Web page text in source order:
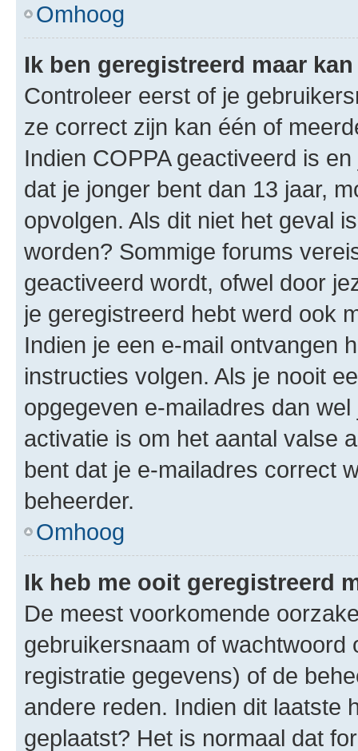
Omhoog
Ik ben geregistreerd maar
Controleer eerst of je
ze correct zijn kan één of
Indien COPPA geactiveerd is
dat je jonger bent dan 13 jaar,
opvolgen. Als dit niet het geval
worden? Sommige forums
geactiveerd wordt, ofwel door
je geregistreerd hebt werd ook
Indien je een e-mail ontvangen
instructies volgen. Als je nooit
opgegeven e-mailadres dan
activatie is om het aantal valse
bent dat je e-mailadres correct
beheerder.
Omhoog
Ik heb me ooit geregistreerd
De meest voorkomende
gebruikersnaam of wachtwoord
registratie gegevens) of de
andere reden. Indien dit laatste
geplaatst? Het is normaal dat